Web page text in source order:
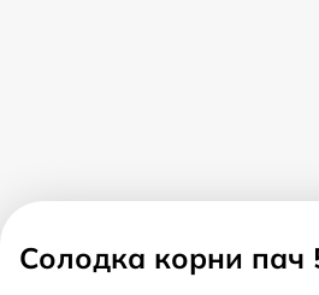
Солодка корни пач